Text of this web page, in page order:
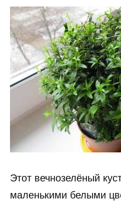
Этот вечнозелёный
маленькими белыми